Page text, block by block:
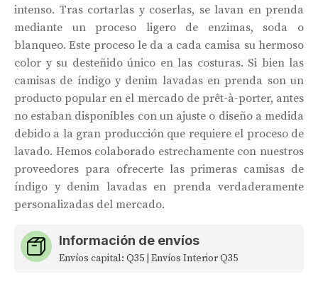
intenso. Tras cortarlas y coserlas, se lavan en prenda
mediante un proceso ligero de enzimas, soda o
blanqueo. Este proceso le da a cada camisa su hermoso
color y su desteñido único en las costuras. Si bien las
camisas de índigo y denim lavadas en prenda son un
producto popular en el mercado de prêt-à-porter, antes
no estaban disponibles con un ajuste o diseño a medida
debido a la gran producción que requiere el proceso de
lavado. Hemos colaborado estrechamente con nuestros
proveedores para ofrecerte las primeras camisas de
índigo y denim lavadas en prenda verdaderamente
personalizadas del mercado.
Información de envíos
Envíos capital: Q35 | Envíos Interior Q35